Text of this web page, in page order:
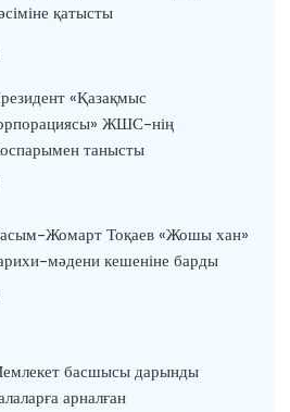
қатысты
«Қазақмыс
ЖШС-нің
танысты
Жомарт Тоқаев «Жошы хан»
мәдени кешеніне барды
басшысы дарынды
арналған